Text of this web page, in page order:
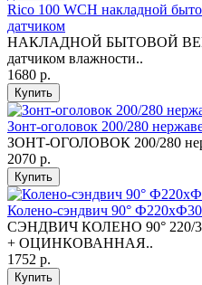
Rico 100 WCH накладной
датчиком
НАКЛАДНОЙ БЫТОВОЙ
датчиком влажности..
1680 р.
Купить
Зонт-оголовок 200/280
ЗОНТ-ОГОЛОВОК 200/280
2070 р.
Купить
Колено-сэндвич 90°
СЭНДВИЧ КОЛЕНО 90°
+ ОЦИНКОВАННАЯ..
1752 р.
Купить